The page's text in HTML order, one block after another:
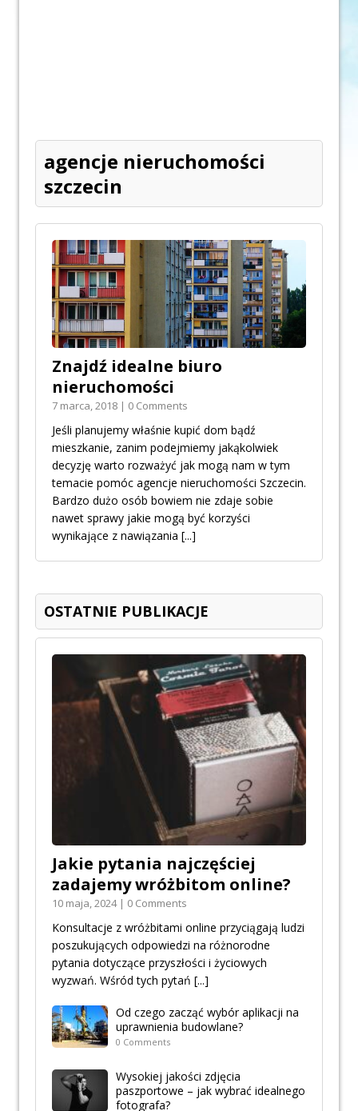
agencje nieruchomości
szczecin
Znajdź idealne biuro
nieruchomości
7 marca, 2018 | 0 Comments
Jeśli planujemy właśnie kupić dom bądź
mieszkanie, zanim podejmiemy jakąkolwiek
decyzję warto rozważyć jak mogą nam w tym
temacie pomóc agencje nieruchomości Szczecin.
Bardzo dużo osób bowiem nie zdaje sobie
nawet sprawy jakie mogą być korzyści
wynikające z nawiązania [...]
OSTATNIE PUBLIKACJE
Jakie pytania najczęściej
zadajemy wróżbitom online?
10 maja, 2024 | 0 Comments
Konsultacje z wróżbitami online przyciągają ludzi
poszukujących odpowiedzi na różnorodne
pytania dotyczące przyszłości i życiowych
wyzwań. Wśród tych pytań [...]
Od czego zacząć wybór aplikacji na
uprawnienia budowlane?
0 Comments
Wysokiej jakości zdjęcia
paszportowe – jak wybrać idealnego
fotografa?